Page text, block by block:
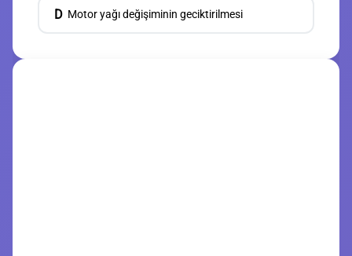
D Motor yağı değişiminin geciktirilmesi